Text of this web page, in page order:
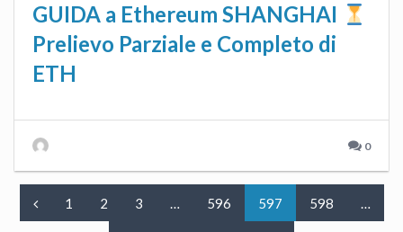
GUIDA a Ethereum SHANGHAI
Prelievo Parziale e Completo di
ETH
0
1 2 3 … 596 597 598 …